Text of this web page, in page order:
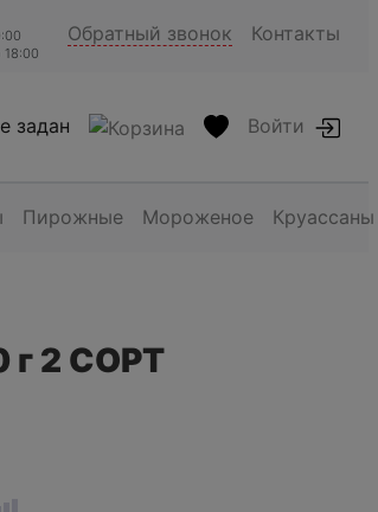
Обратный звонок Контакты
задан Войти
Пирожные Мороженое Круассаны
г 2 СОРТ